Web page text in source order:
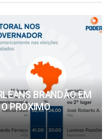
BRANDÃO EM
PRÓXIMO